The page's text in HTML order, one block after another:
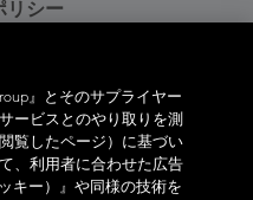
リシー
リシー
シー
アプリ
』とそのサプライヤー
ービスとのやり取りを測
覧したページ）に基づい
、利用者に合わせた広告
キー）』や同様の技術を